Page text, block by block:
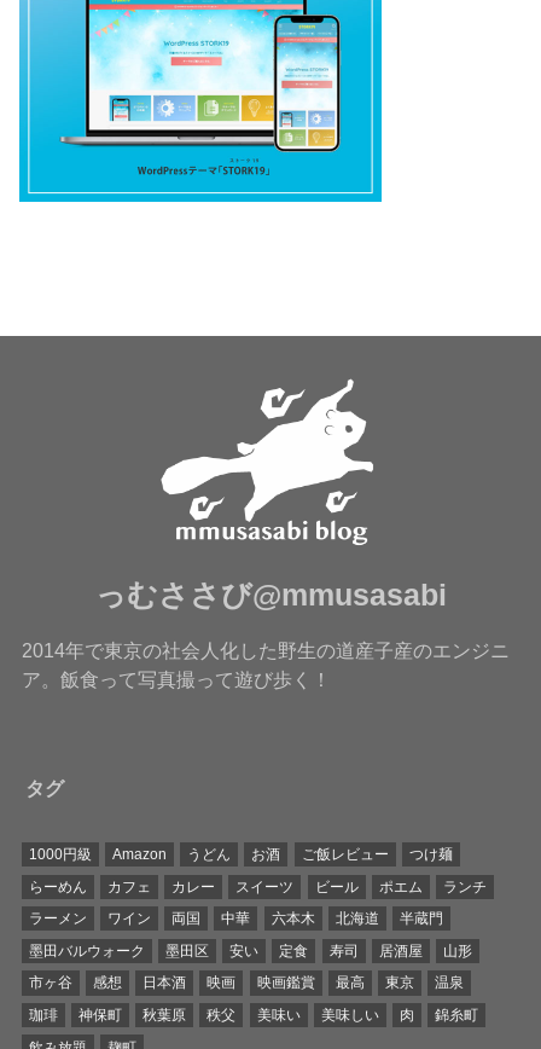
っむささび@mmusasabi
2014年で東京の社会人化した野生の道産子産のエンジニ
ア。飯食って写真撮って遊び歩く！
タグ
1000円級 Amazon うどん お酒 ご飯レビュー
つけ麺
らーめん
カフェ カレー スイーツ ビール ポエム
ランチ
ラーメン
ワイン 両国 中華 六本木 北海道
半蔵門
墨田バルウォーク
墨田区 安い 定食 寿司 居酒屋
山形
市ヶ谷
感想 日本酒 映画 映画鑑賞 最高 東京
温泉
珈琲
神保町 秋葉原 秩父 美味い 美味しい 肉
錦糸町